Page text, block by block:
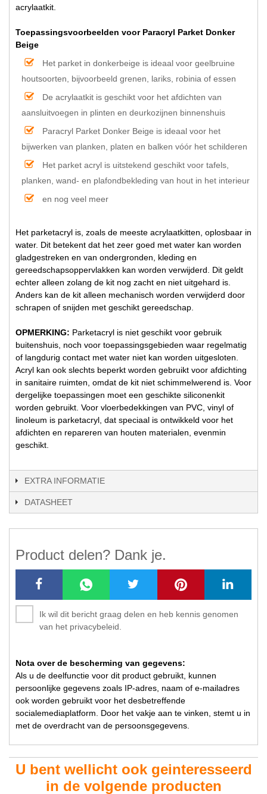
acrylaatkit.
Toepassingsvoorbeelden voor Paracryl Parket Donker
Beige
Het parket in donkerbeige is ideaal voor geelbruine
houtsoorten, bijvoorbeeld grenen, lariks, robinia of essen
De acrylaatkit is geschikt voor het afdichten van
aansluitvoegen in plinten en deurkozijnen binnenshuis
Paracryl Parket Donker Beige is ideaal voor het
bijwerken van planken, platen en balken vóór het schilderen
Het parket acryl is uitstekend geschikt voor tafels,
planken, wand- en plafondbekleding van hout in het interieur
en nog veel meer
Het parketacryl is, zoals de meeste acrylaatkitten, oplosbaar in
water. Dit betekent dat het zeer goed met water kan worden
gladgestreken en van ondergronden, kleding en
gereedschapsoppervlakken kan worden verwijderd. Dit geldt
echter alleen zolang de kit nog zacht en niet uitgehard is.
Anders kan de kit alleen mechanisch worden verwijderd door
schrapen of snijden met geschikt gereedschap.
OPMERKING: Parketacryl is niet geschikt voor gebruik
buitenshuis, noch voor toepassingsgebieden waar regelmatig
of langdurig contact met water niet kan worden uitgesloten.
Acryl kan ook slechts beperkt worden gebruikt voor afdichting
in sanitaire ruimten, omdat de kit niet schimmelwerend is. Voor
dergelijke toepassingen moet een geschikte siliconenkit
worden gebruikt. Voor vloerbedekkingen van PVC, vinyl of
linoleum is parketacryl, dat speciaal is ontwikkeld voor het
afdichten en repareren van houten materialen, evenmin
geschikt.
EXTRA INFORMATIE
DATASHEET
Product delen? Dank je.
Ik wil dit bericht graag delen en heb kennis genomen
van het privacybeleid.
Nota over de bescherming van gegevens:
Als u de deelfunctie voor dit product gebruikt, kunnen
persoonlijke gegevens zoals IP-adres, naam of e-mailadres
ook worden gebruikt voor het desbetreffende
socialemediaplatform. Door het vakje aan te vinken, stemt u in
met de overdracht van de persoonsgegevens.
U bent wellicht ook geinteresseerd
in de volgende producten